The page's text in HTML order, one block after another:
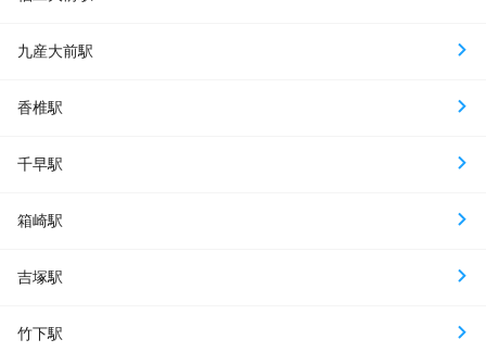
九産大前駅
香椎駅
千早駅
箱崎駅
吉塚駅
竹下駅